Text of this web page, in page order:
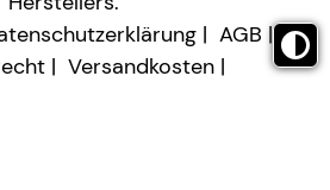
AGB
Versandkosten